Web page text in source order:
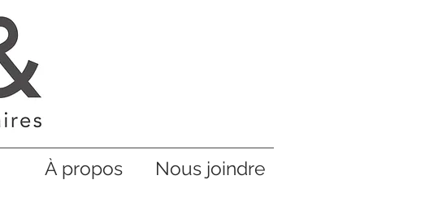
À propos Nous joindre